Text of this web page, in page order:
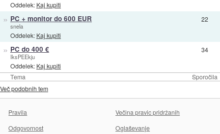
Tema Sporočila
Oddelek: Kaj kupiti
» PC + monitor do 600 EUR
snela
Oddelek: Kaj kupiti
22
» PC do 400 €
IksPEEkju
Oddelek: Kaj kupiti
34
Več podobnih tem
Pravila
Večina pravic pridržanih
Odgovornost
Oglaševanje